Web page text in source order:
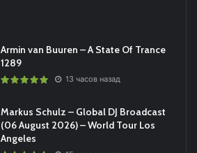
Armin van Buuren – A State Of Trance
1289
13 часов назад
Markus Schulz – Global DJ Broadcast
(06 August 2026) – World Tour Los
Angeles